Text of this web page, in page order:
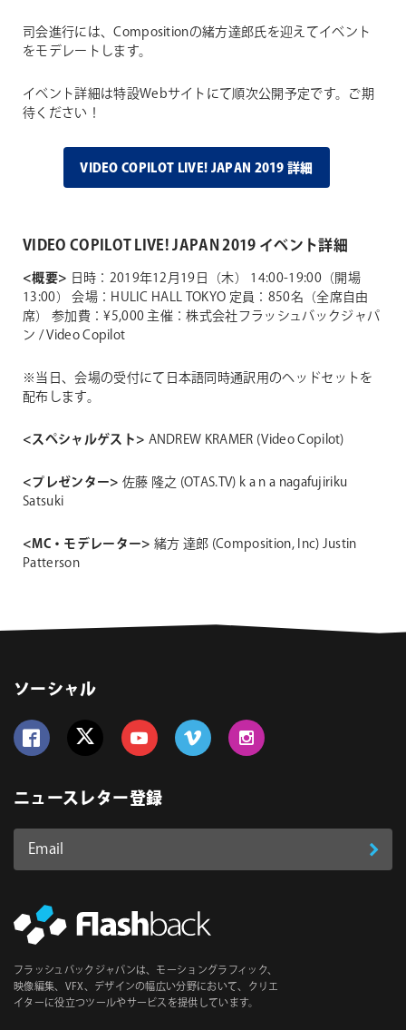
司会進行には、Compositionの緒方達郎氏を迎えてイベント
をモデレートします。
イベント詳細は特設Webサイトにて順次公開予定です。ご期
待ください！
VIDEO COPILOT LIVE! JAPAN 2019 詳細
VIDEO COPILOT LIVE! JAPAN 2019 イベント詳細
<概要> 日時：2019年12月19日（木） 14:00-19:00（開場
13:00）
会場：HULIC HALL TOKYO 定員：850名（全席自由
席）
参加費：¥5,000主催：株式会社フラッシュバックジャパ
ン / Video Copilot
※当日、会場の受付にて日本語同時通訳用のヘッドセットを
配布します。
<スペシャルゲスト> ANDREW KRAMER (Video Copilot)
<プレゼンター> 佐藤 隆之 (OTAS.TV) k a n a nagafujiriku
Satsuki
<MC・モデレーター> 緒方 達郎 (Composition, Inc) Justin
Patterson
ソーシャル
ニュースレター登録
Email
ス
必
須
登
フラッシュバックジャパンは、モーショングラフィック、
映像編集、VFX、デザインの幅広い分野において、クリエ
イターに役立つツールやサービスを提供しています。